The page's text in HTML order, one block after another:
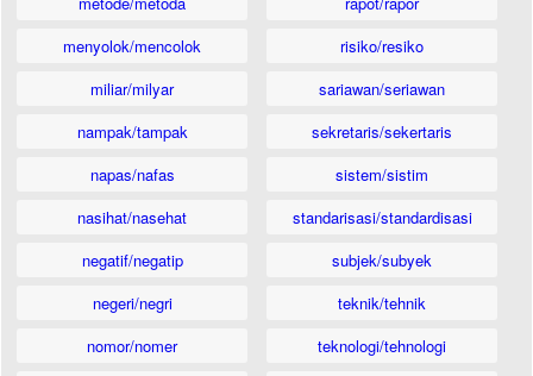
menyolok/mencolok
miliar/milyar
nampak/tampak
napas/nafas
nasihat/nasehat
negatif/negatip
negeri/negri
nomor/nomer
risiko/resiko
sariawan/seriawan
sekretaris/sekertaris
sistem/sistim
standarisasi/standardisasi
subjek/subyek
teknik/tehnik
teknologi/tehnologi